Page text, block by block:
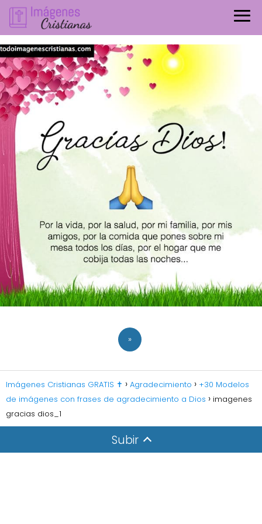
»
Imágenes Cristianas GRATIS ✝️ Agradecimiento
+30 Modelos
de imágenes con frases de agradecimiento a Dios
imagenes
gracias dios_1
Subir